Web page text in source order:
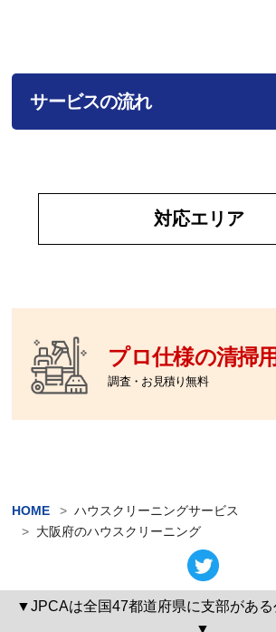
サービスの流れ
対応エリア
プロ仕様の清掃
調査・お見積り無料
HOME
ハウスクリーニングサービス
大阪府のハウスクリーニング
▼JPCAは全国47都道府県に支部があ
▼